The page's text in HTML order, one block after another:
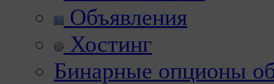
Объявления
Хостинг
Бинарные опционы